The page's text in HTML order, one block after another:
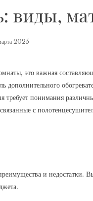
виды,
2025
это важная
требует понимания
с
и недостатки.